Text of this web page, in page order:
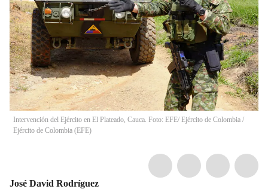
Intervención del Ejército en El Plateado, Cauca. Foto: EFE/ Ejército de Colombia /
Ejército de Colombia (EFE)
José David Rodríguez